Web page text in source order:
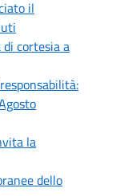
il
cortesia a
la
dello